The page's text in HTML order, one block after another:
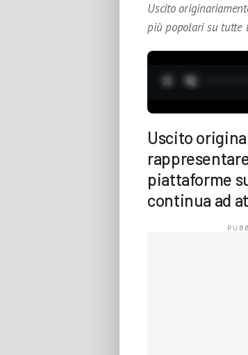
Uscito
più popolari su tutte
Uscito
piattaforme
continua ad